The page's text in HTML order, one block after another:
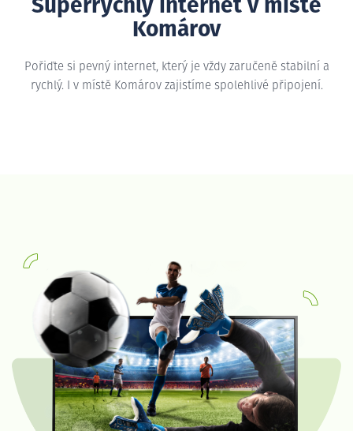
Superrychlý internet v místě
Komárov
Pořiďte si pevný internet, který je vždy zaručeně stabilní a
rychlý. I v místě Komárov zajistíme spolehlivé připojení.